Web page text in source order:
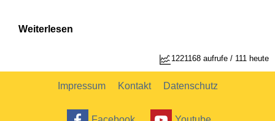
Weiterlesen
1221168 aufrufe / 111 heute
Impressum Kontakt Datenschutz